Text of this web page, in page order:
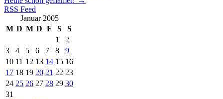
RSS Feed
Januar 2005
M D M D F S
S
1
2
3
4 5 6 7 8
9
10 11 12 13 14 15 16
17 18 19 20 21 22 23
24 25 26 27 28 29 30
31